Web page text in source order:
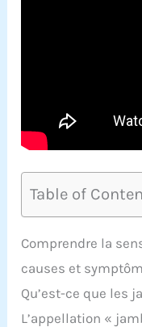
Table of
Comprendre la
causes et
Qu’est-ce que les
L’appellation «